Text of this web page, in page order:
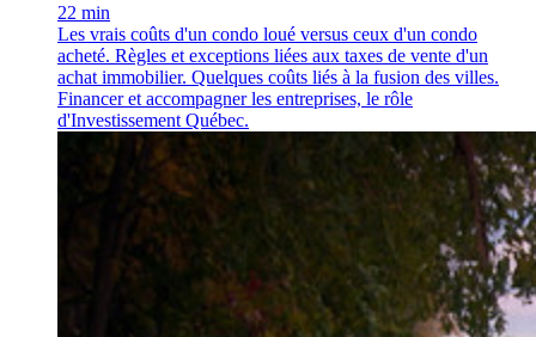
22 min
Les vrais coûts d'un condo loué versus ceux d'un condo
acheté. Règles et exceptions liées aux taxes de vente d'un
achat immobilier. Quelques coûts liés à la fusion des villes.
Financer et accompagner les entreprises, le rôle
d'Investissement Québec.